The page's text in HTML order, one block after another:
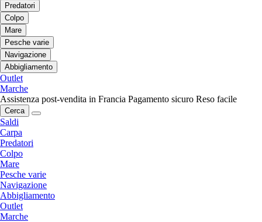
Predatori
Colpo
Mare
Pesche varie
Navigazione
Abbigliamento
Outlet
Marche
Assistenza post-vendita in Francia Pagamento sicuro Reso facile
Cerca
Saldi
Carpa
Predatori
Colpo
Mare
Pesche varie
Navigazione
Abbigliamento
Outlet
Marche